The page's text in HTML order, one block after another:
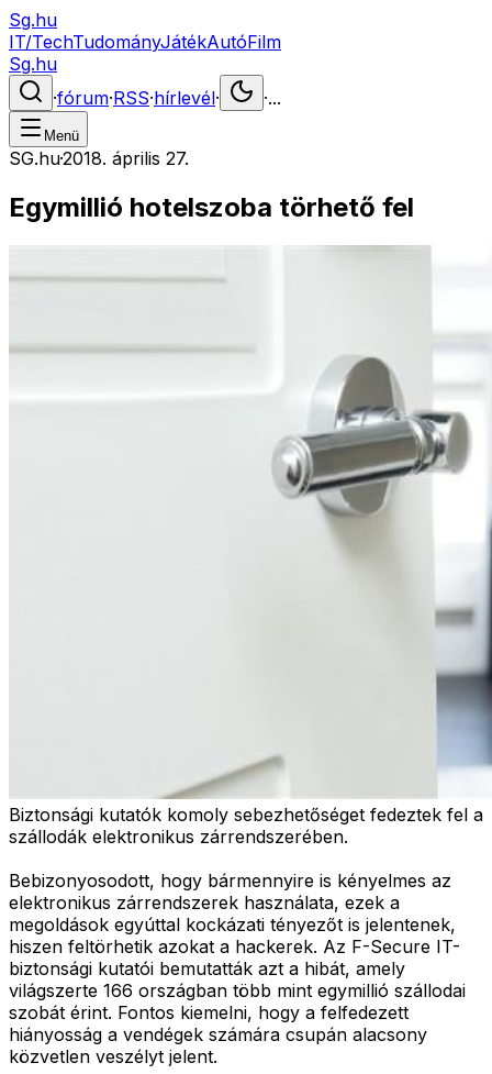
Sg.hu
IT/TechTudományJátékAutóFilm
Sg.hu
·fórum·RSS·hírlevél· ·...
Menü
SG.hu·2018. április 27.
Egymillió hotelszoba törhető fel
Biztonsági kutatók komoly sebezhetőséget fedeztek fel a
szállodák elektronikus zárrendszerében.
Bebizonyosodott, hogy bármennyire is kényelmes az
elektronikus zárrendszerek használata, ezek a
megoldások egyúttal kockázati tényezőt is jelentenek,
hiszen feltörhetik azokat a hackerek. Az F-Secure IT-
biztonsági kutatói bemutatták azt a hibát, amely
világszerte 166 országban több mint egymillió szállodai
szobát érint. Fontos kiemelni, hogy a felfedezett
hiányosság a vendégek számára csupán alacsony
közvetlen veszélyt jelent.